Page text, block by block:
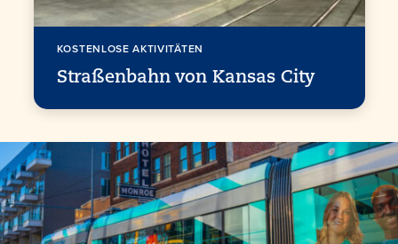
KOSTENLOSE AKTIVITÄTEN
Straßenbahn von Kansas City